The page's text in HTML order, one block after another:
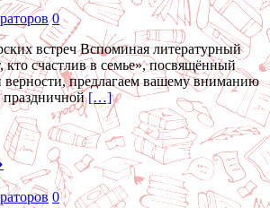
0
встреч Вспоминая литературный
кто счастлив в семье», посвящённый
предлагаем вашему вниманию
праздничной[…]
0